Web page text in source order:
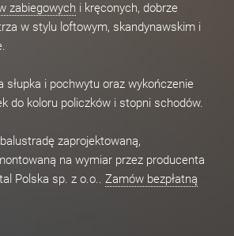
zabiegowych i kręconych, dobrze
w stylu loftowym, skandynawskim i
słupka i pochwytu oraz wykończenie
do koloru policzków i stopni schodów.
zaprojektowaną,
na wymiar przez producenta
Polska sp. z o.o.. Zamów bezpłatną